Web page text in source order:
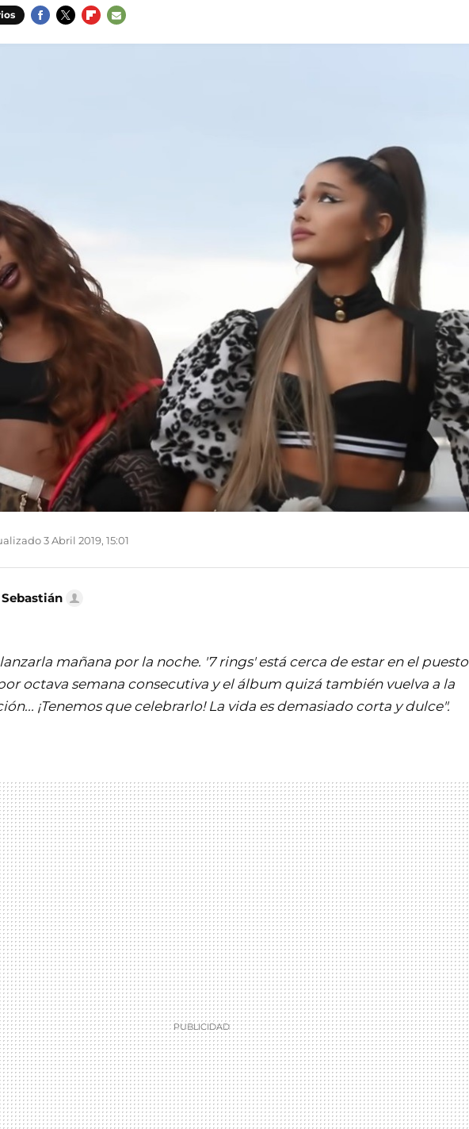
3 Abril 2019, 15:01
lanzarla mañana por la noche. '7 rings' está cerca de estar en el puesto
octava semana consecutiva y el álbum quizá también vuelva a la
¡Tenemos que celebrarlo! La vida es demasiado corta y dulce".